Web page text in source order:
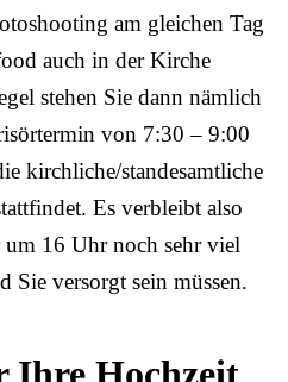
am gleichen Tag
auch in der Kirche
stehen Sie dann nämlich
von 7:30 – 9:00
kirchliche/standesamtliche
Es verbleibt also
16 Uhr noch sehr viel
Sie versorgt sein müssen.